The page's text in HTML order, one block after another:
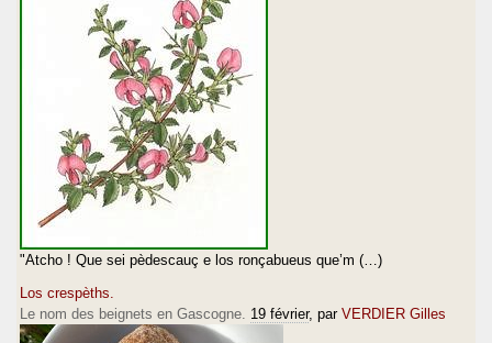
"Atcho ! Que sei pèdescauç e los ronçabueus que’m (…)
Los crespèths.
Le nom des beignets en Gascogne. 19 février, par VERDIER Gilles